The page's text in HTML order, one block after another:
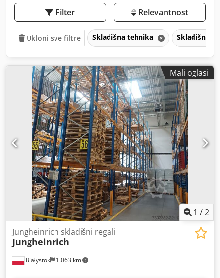
Filter Relevantnost
Ukloni sve filtre Skladišna tehnika Skladišni
Mali oglasi
1 /2
Białystok 1.063 km
Jungheinrich skladišni regali
Jungheinrich